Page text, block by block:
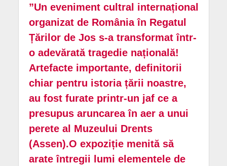
”Un eveniment cultral internațional
organizat de România în Regatul
Țărilor de Jos s-a transformat într-
o adevărată tragedie națională!
Artefacte importante, definitorii
chiar pentru istoria țării noastre,
au fost furate printr-un jaf ce a
presupus aruncarea în aer a unui
perete al Muzeului Drents
(Assen).O expoziție menită să
arate întregii lumi elementele de